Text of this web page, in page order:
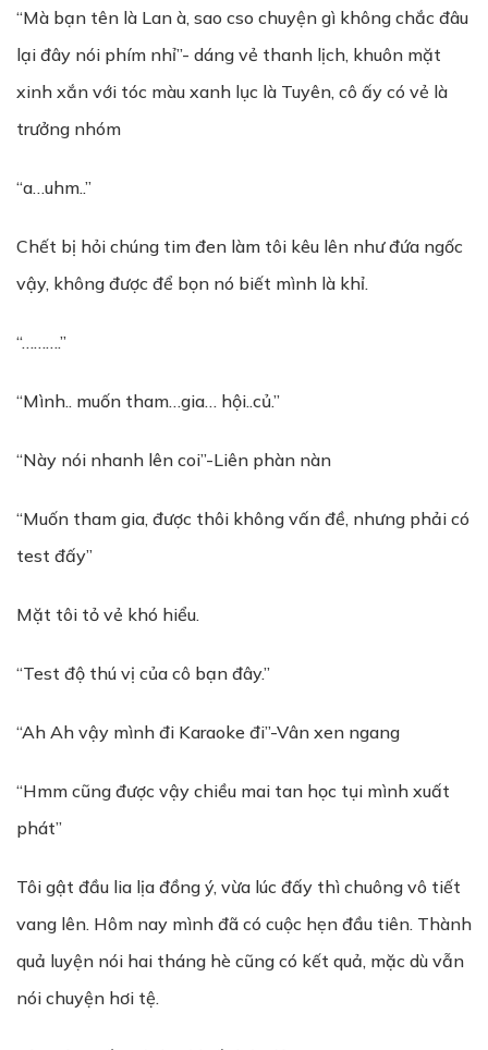
“Mà bạn tên là Lan à, sao cso chuyện gì không chắc đâu
lại đây nói phím nhỉ”- dáng vẻ thanh lịch, khuôn mặt
xinh xắn với tóc màu xanh lục là Tuyên, cô ấy có vẻ là
trưởng nhóm
“a…uhm..”
Chết bị hỏi chúng tim đen làm tôi kêu lên như đứa ngốc
vậy, không được để bọn nó biết mình là khỉ.
“……….”
“Mình.. muốn tham…gia… hội..củ.”
“Này nói nhanh lên coi”-Liên phàn nàn
“Muốn tham gia, được thôi không vấn đề, nhưng phải có
test đấy”
Mặt tôi tỏ vẻ khó hiểu.
“Test độ thú vị của cô bạn đây.”
“Ah Ah vậy mình đi Karaoke đi”-Vân xen ngang
“Hmm cũng được vậy chiều mai tan học tụi mình xuất
phát”
Tôi gật đầu lia lịa đồng ý, vừa lúc đấy thì chuông vô tiết
vang lên. Hôm nay mình đã có cuộc hẹn đầu tiên. Thành
quả luyện nói hai tháng hè cũng có kết quả, mặc dù vẫn
nói chuyện hơi tệ.